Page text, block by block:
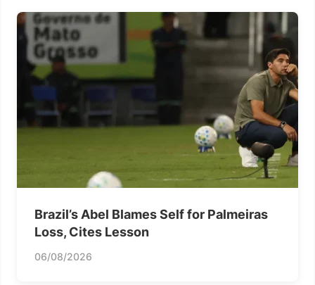
Brazil’s Abel Blames Self for Palmeiras
Loss, Cites Lesson
06/08/2026